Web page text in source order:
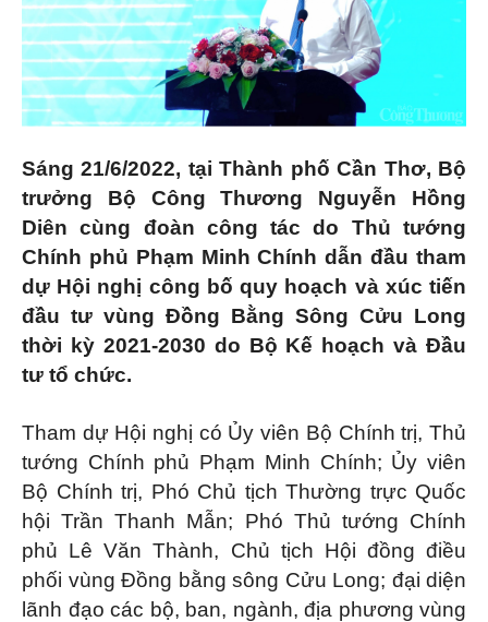
Sáng 21/6/2022, tại Thành phố Cần Thơ, Bộ
trưởng Bộ Công Thương Nguyễn Hồng
Diên cùng đoàn công tác do Thủ tướng
Chính phủ Phạm Minh Chính dẫn đầu tham
dự Hội nghị công bố quy hoạch và xúc tiến
đầu tư vùng Đồng Bằng Sông Cửu Long
thời kỳ 2021-2030 do Bộ Kế hoạch và Đầu
tư tổ chức.
Tham dự Hội nghị có Ủy viên Bộ Chính trị, Thủ
tướng Chính phủ Phạm Minh Chính; Ủy viên
Bộ Chính trị, Phó Chủ tịch Thường trực Quốc
hội Trần Thanh Mẫn; Phó Thủ tướng Chính
phủ Lê Văn Thành, Chủ tịch Hội đồng điều
phối vùng Đồng bằng sông Cửu Long; đại diện
lãnh đạo các bộ, ban, ngành, địa phương vùng